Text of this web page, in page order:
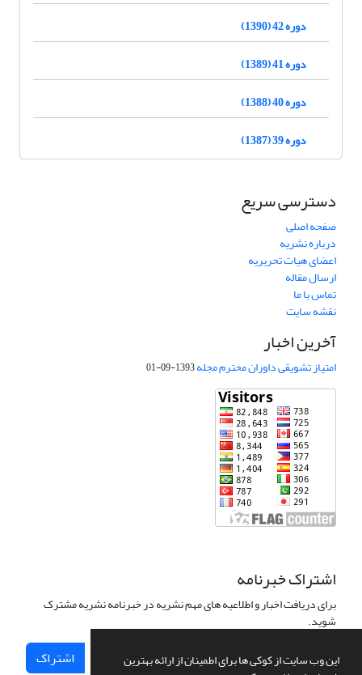
این وب سایت از کوکی ها برای اطمینان از ارائه بهترین
دوره 42 (1390)
دوره 41 (1389)
دوره 40 (1388)
دوره 39 (1387)
دسترسی سریع
صفحه اصلی
درباره نشریه
اعضای هیات تحریریه
ارسال مقاله
تماس با ما
نقشه سایت
آخرین اخبار
امتیاز تشویقی داوران محترم مجله1393-09-01
اشتراک خبرنامه
برای دریافت اخبار و اطلاعیه های مهم نشریه در خبرنامه نشریه مشترک
شوید.
اشتراک